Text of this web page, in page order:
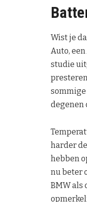
Wist je
Auto, een
studie
degenen
harder
hebben
nu beter
BMW als